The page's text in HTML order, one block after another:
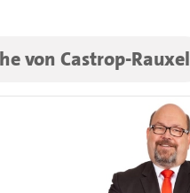
von Castrop-Rauxel